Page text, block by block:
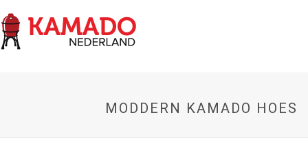
MODDERN KAMADO HOES